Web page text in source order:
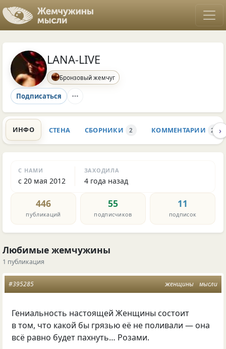
LANA-LIVE
Бронзовый жемчуг
Подписаться
ИНФО СТЕНА СБОРНИКИ 2 КОММЕНТАРИИ 262
›
С НАМИ
с 20 мая 2012
ЗАХОДИЛА
4 года назад
446
публикаций
55
подписчиков
11
подписок
Любимые жемчужины
1 публикация
женщины мысли
#395285
Гениальность настоящей Женщины состоит
в том, что какой бы грязью её не поливали — она
всё равно будет пахнуть… Розами.